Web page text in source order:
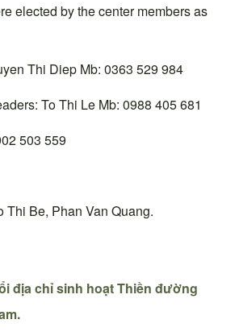
elected by the center members as
Thi Diep Mb: 0363 529 984
To Thi Le Mb: 0988 405 681
503 559
Thi Be, Phan Van Quang.
địa chỉ sinh hoạt Thiền đường